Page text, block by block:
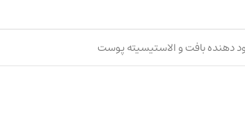
دهنده بافت و الاستیسیته پوست